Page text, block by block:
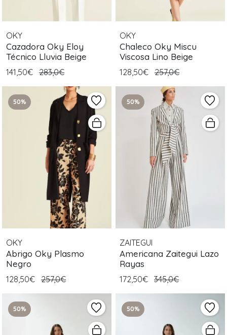
OKY
Cazadora Oky Eloy
Técnico Lluvia Beige
141,50€ 283,0€
OKY
Chaleco Oky Miscu
Viscosa Lino Beige
128,50€ 257,0€
50%
OKY
Abrigo Oky Plasmo
Negro
128,50€ 257,0€
50%
ZAITEGUI
Americana Zaitegui Lazo
Rayas
172,50€ 345,0€
50% 50%